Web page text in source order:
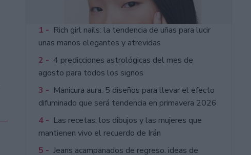
1 - Rich girl nails: la tendencia de uñas para lucir
unas manos elegantes y atrevidas
2 - 4 predicciones astrológicas del mes de
agosto para todos los signos
3 - Manicura aura: 5 diseños para llevar el efecto
difuminado que será tendencia en primavera 2026
4 - Las recetas, los dibujos y las mujeres que
mantienen vivo el recuerdo de Irán
5 - Jeans acampanados de regreso: ideas de